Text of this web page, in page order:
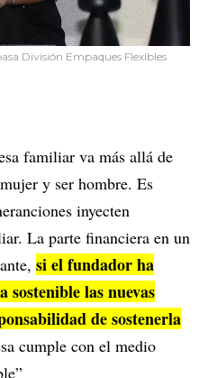
División Empaques Flexibles
familiar va más allá de
y ser hombre. Es
inyecten
La parte financiera en un
si el fundador ha
las nuevas
de sostenerla
cumple con el medio